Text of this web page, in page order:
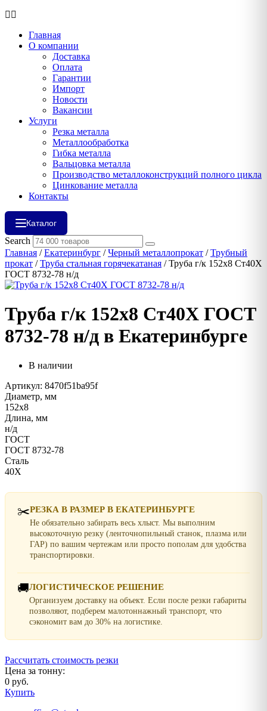
Главная
О компании
Доставка
Оплата
Гарантии
Импорт
Новости
Вакансии
Услуги
Резка металла
Металлообработка
Гибка металла
Вальцовка металла
Производство металлоконструкций полного цикла
Цинкование металла
Контакты
Каталог
Search
Главная /Екатеринбург /Черный металлопрокат /Трубный
прокат /Труба стальная горячекатаная / Труба г/к 152х8 Ст40Х
ГОСТ 8732-78 н/д
Труба г/к 152х8 Ст40Х ГОСТ
8732-78 н/д в Екатеринбурге
В наличии
Артикул: 8470f51ba95f
Диаметр, мм
152х8
Длина, мм
н/д
ГОСТ
ГОСТ 8732-78
Сталь
40Х
✂️РЕЗКА В РАЗМЕР В ЕКАТЕРИНБУРГЕ
Не обязательно забирать весь хлыст. Мы выполним
высокоточную резку (ленточнопильный станок, плазма или
ГАР) по вашим чертежам или просто пополам для удобства
транспортировки.
🚚ЛОГИСТИЧЕСКОЕ РЕШЕНИЕ
Организуем доставку на объект. Если после резки габариты
позволяют, подберем малотоннажный транспорт, что
сэкономит вам до 30% на логистике.
Рассчитать стоимость резки
Цена за тонну:
0 руб.
Купить